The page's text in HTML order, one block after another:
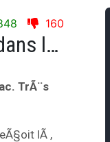
160
Câ€™est comme un coup quâ€™on reÃ§oit lÃ , pan ! dans le creux de lâ€™estomac. TrÃ¨s curieux le coup de foudre !
TrÃ¨s
lÃ ,